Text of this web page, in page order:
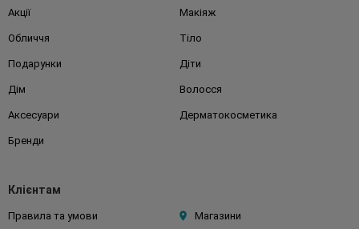
Акції Макіяж
Обличчя Тіло
Подарунки Діти
Дім Волосся
Аксесуари Дерматокосметика
Бренди
Клієнтам
Правила та умови Магазини